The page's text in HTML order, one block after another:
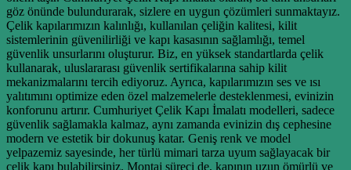
göz önünde bulundurarak, sizlere en uygun çözümleri sunmaktayız.
Çelik kapılarımızın kalınlığı, kullanılan çeliğin kalitesi, kilit
sistemlerinin güvenilirliği ve kapı kasasının sağlamlığı, temel
güvenlik unsurlarını oluşturur. Biz, en yüksek standartlarda çelik
kullanarak, uluslararası güvenlik sertifikalarına sahip kilit
mekanizmalarını tercih ediyoruz. Ayrıca, kapılarımızın ses ve ısı
yalıtımını optimize eden özel malzemelerle desteklenmesi, evinizin
konforunu artırır. Cumhuriyet Çelik Kapı İmalatı modelleri, sadece
güvenlik sağlamakla kalmaz, aynı zamanda evinizin dış cephesine
modern ve estetik bir dokunuş katar. Geniş renk ve model
yelpazemiz sayesinde, her türlü mimari tarza uyum sağlayacak bir
çelik kapı bulabilirsiniz. Montaj süreci de, kapının uzun ömürlü ve